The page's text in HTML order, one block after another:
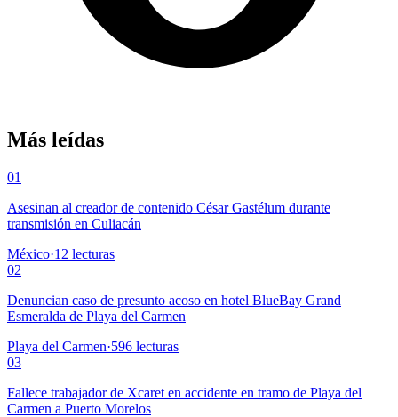
Más leídas
01
Asesinan al creador de contenido César Gastélum durante
transmisión en Culiacán
México·12 lecturas
02
Denuncian caso de presunto acoso en hotel BlueBay Grand
Esmeralda de Playa del Carmen
Playa del Carmen·596 lecturas
03
Fallece trabajador de Xcaret en accidente en tramo de Playa del
Carmen a Puerto Morelos